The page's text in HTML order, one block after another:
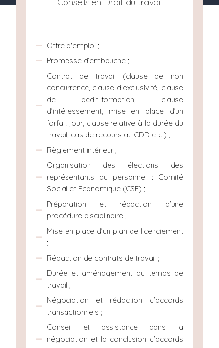
Conseils en Droit du travail
Offre d'emploi ;
Promesse d’embauche ;
Contrat de travail (clause de non
concurrence, clause d’exclusivité, clause
de dédit-formation, clause
d’intéressement, mise en place d’un
forfait jour, clause relative à la durée du
travail, cas de recours au CDD etc.) ;
Règlement intérieur ;
Organisation des élections des
représentants du personnel : Comité
Social et Economique (CSE) ;
Préparation et rédaction d’une
procédure disciplinaire ;
Mise en place d’un plan de licenciement
;
Rédaction de contrats de travail ;
Durée et aménagement du temps de
travail ;
Négociation et rédaction d’accords
transactionnels ;
Conseil et assistance dans la
négociation et la conclusion d’accords